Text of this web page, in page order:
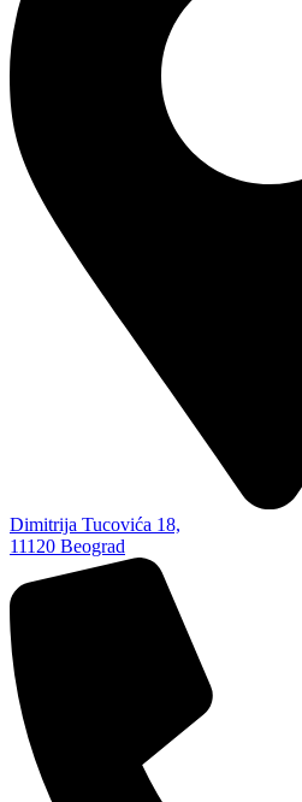
Dimitrija Tucovića 18,
11120 Beograd